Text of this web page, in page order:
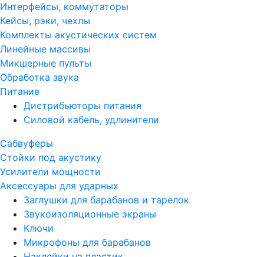
Интерфейсы, коммутаторы
Кейсы, рэки, чехлы
Комплекты акустических систем
Линейные массивы
Микшерные пульты
Обработка звука
Питание
Дистрибьюторы питания
Силовой кабель, удлинители
Сабвуферы
Стойки под акустику
Усилители мощности
Аксессуары для ударных
Заглушки для барабанов и тарелок
Звукоизоляционные экраны
Ключи
Микрофоны для барабанов